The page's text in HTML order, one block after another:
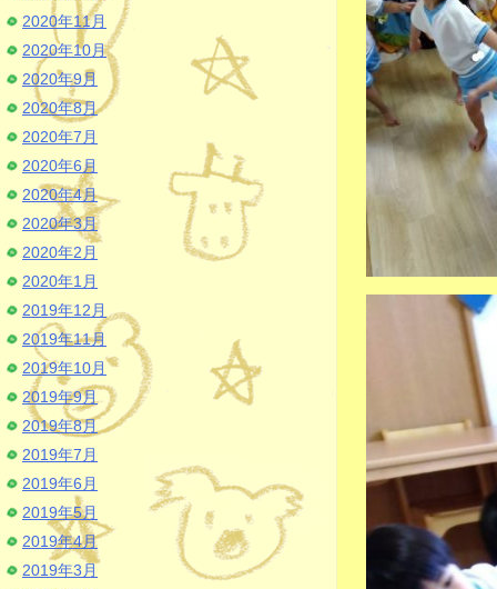
2020年11月
2020年10月
2020年9月
2020年8月
2020年7月
2020年6月
2020年4月
2020年3月
2020年2月
2020年1月
2019年12月
2019年11月
2019年10月
2019年9月
2019年8月
2019年7月
2019年6月
2019年5月
2019年4月
2019年3月